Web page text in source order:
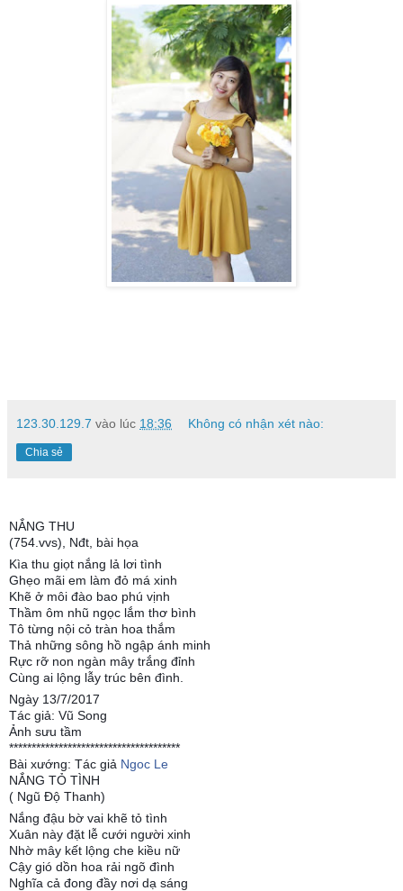
123.30.129.7 vào lúc 18:36 Không có nhận xét nào:
Chia sẻ
NẮNG THU
(754.vvs), Nđt, bài họa
Kìa thu giọt nắng lả lơi tình
Ghẹo mãi em làm đỏ má xinh
Khẽ ở môi đào bao phú vịnh
Thầm ôm nhũ ngọc lắm thơ bình
Tô từng nội cỏ tràn hoa thắm
Thả những sông hồ ngập ánh minh
Rực rỡ non ngàn mây trắng đỉnh
Cùng ai lộng lẫy trúc bên đình.
Ngày 13/7/2017
Tác giả: Vũ Song
Ảnh sưu tầm
**************************************
Bài xướng: Tác giả Ngoc Le
NẮNG TỎ TÌNH
( Ngũ Độ Thanh)
Nắng đậu bờ vai khẽ tỏ tình
Xuân này đặt lễ cưới người xinh
Nhờ mây kết lộng che kiều nữ
Cậy gió dồn hoa rải ngõ đình
Nghĩa cả đong đầy nơi dạ sáng